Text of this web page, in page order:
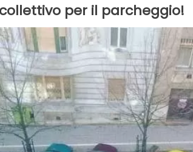
per il parcheggio!